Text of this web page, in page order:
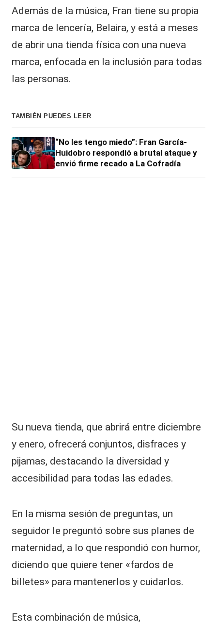
Además de la música, Fran tiene su propia
marca de lencería, Belaira, y está a meses
de abrir una tienda física con una nueva
marca, enfocada en la inclusión para todas
las personas.
TAMBIÉN PUEDES LEER
“No les tengo miedo”: Fran García-
Huidobro respondió a brutal ataque y
envió firme recado a La Cofradía
Su nueva tienda, que abrirá entre diciembre
y enero, ofrecerá conjuntos, disfraces y
pijamas, destacando la diversidad y
accesibilidad para todas las edades.
En la misma sesión de preguntas, un
seguidor le preguntó sobre sus planes de
maternidad, a lo que respondió con humor,
diciendo que quiere tener «fardos de
billetes» para mantenerlos y cuidarlos.
Esta combinación de música,